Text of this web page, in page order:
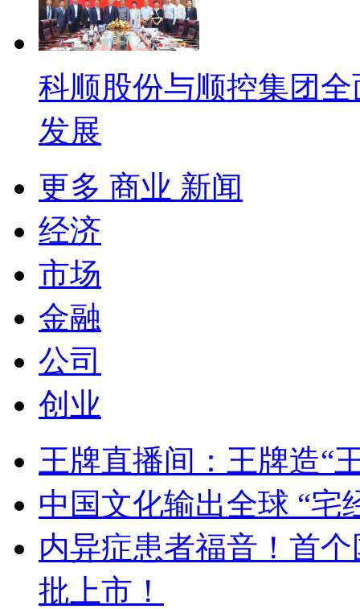
科顺股份与顺控集团
发展
更多 商业 新闻
经济
市场
金融
公司
创业
王牌直播间：王牌造“
中国文化输出全球 “宅
内异症患者福音！首
批上市！